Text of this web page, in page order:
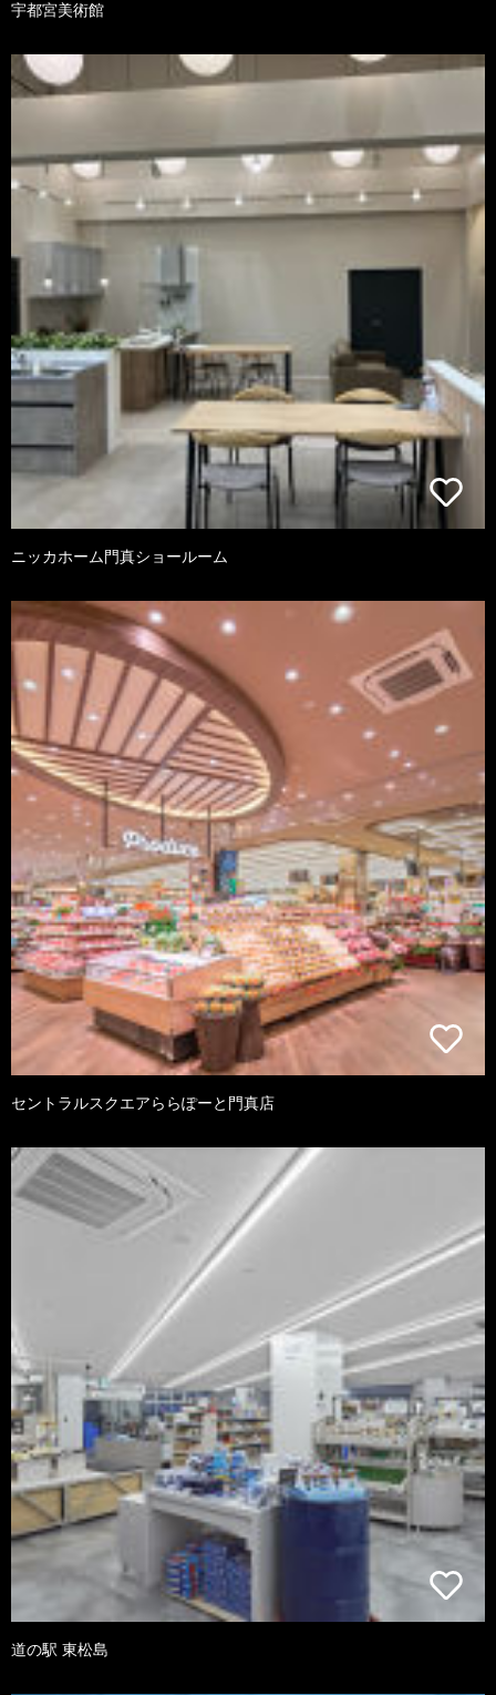
宇都宮美術館
ニッカホーム門真ショールーム
セントラルスクエアららぽーと門真店
道の駅 東松島